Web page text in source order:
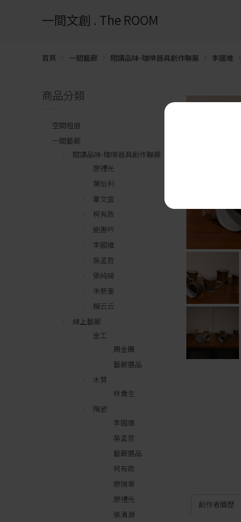
一間文創 . The ROOM
首頁 一間藝廊 閱讀品味-咖啡器具創作聯展 李國維
創作者簡歷
商品分類
空間租借
一間藝廊
閱讀品味-咖啡器具創作聯展
廖禮光
葉怡利
鞏文宜
柯有政
施惠吟
李國維
吳孟哲
張純綺
朱新奎
賴云云
線上藝廊
金工
周金團
藝廊選品
木質
林貴生
陶瓷
李國維
吳孟哲
藝廊選品
柯有政
廖瑞章
廖禮光
張清淵